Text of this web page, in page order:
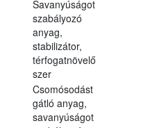
Savanyúságot
szabályozó
anyag,
stabilizátor,
térfogatnövelő
szer
Csomósodást
gátló anyag,
savanyúságot